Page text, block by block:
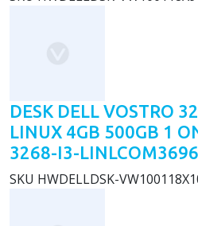
DESK DELL VOSTRO
LINUX 4GB 500GB 1
3268-I3-
SKU HWDELLDSK-